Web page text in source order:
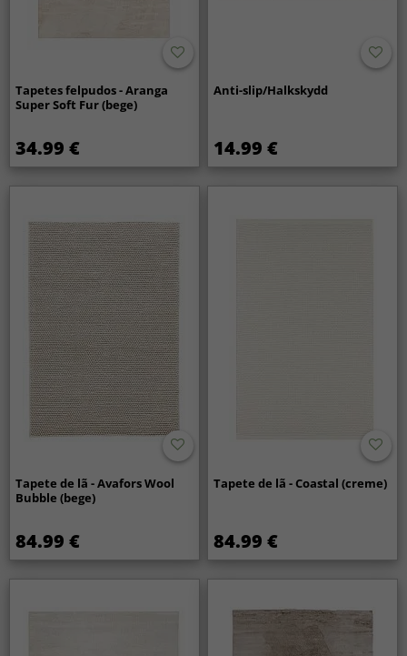
Tapetes felpudos - Aranga
Super Soft Fur (bege)
34.99 €
Anti-slip/Halkskydd
14.99 €
Tapete de lã - Avafors Wool
Bubble (bege)
84.99 €
Tapete de lã - Coastal (creme)
84.99 €